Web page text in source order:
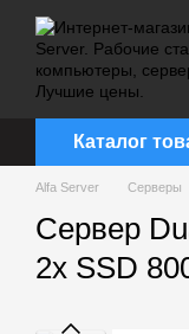
Перейти к основному
Каталог
Alfa Server Серверы
Сервер
2x SSD